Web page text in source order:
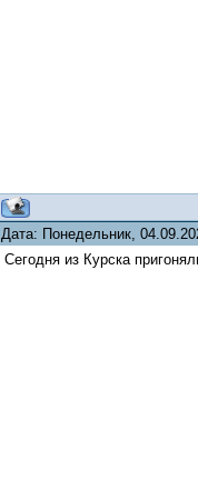
Дата: Понедельник,
Сегодня из Курска